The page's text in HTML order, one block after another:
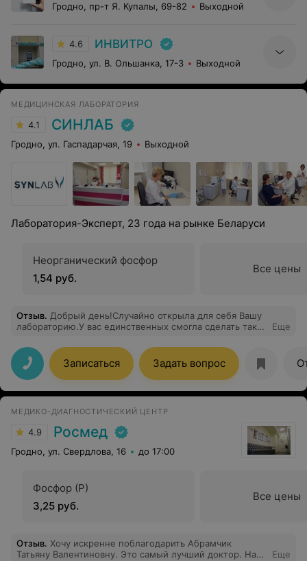
Гродно, пр-т Я. Купалы, 69-82 Выходной
4.6 ИНВИТРО
Гродно, ул. В. Ольшанка, 17-3 Выходной
МЕДИЦИНСКАЯ ЛАБОРАТОРИЯ
4.1 СИНЛАБ
Гродно, ул. Гаспадарчая, 19 Выходной
Лаборатория-Эксперт, 23 года на рынке Беларуси
Неорганический фосфор
1,54 руб.
Все цены
Отзыв. Добрый день!Случайно открыла для себя Вашу
лабораторию.У вас единственных смогла сделать так
на электронный адрес. Когда возникли вопросы по
поводу анализа и сроков исполнения, написала к вам
на электронную почту и в тот же день получила
ответ.Обращаюсь второй раз, так как с перечнем
анализов пришлось бы поездить по городу и сдаваться
перечень необходимых анализов по доступной цене.
Приятные работники, медсестра аккуратно и
безболезненно взяла кровь.Хотела бы выразить
отдельную благодарность девушке на рецепции –
Ксении за помощь и подсказки.Желаю Вам
Еще
Записаться Задать вопрос
МЕДИКО-ДИАГНОСТИЧЕСКИЙ ЦЕНТР
4.9 Росмед
Гродно, ул. Свердлова, 16 до 17:00
Фосфор (P)
3,25 руб.
Все цены
Отзыв. Хочу искренне поблагодарить Абрамчик
Татьяну Валентиновну. Это самый лучший доктор. На
Еще